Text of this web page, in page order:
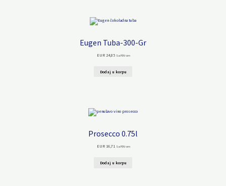
Eugen Tuba-300-Gr
EUR 24,85 Sa PDV-om
Dodaj u korpu
Prosecco 0.75l
EUR 16,71 Sa PDV-om
Dodaj u korpu